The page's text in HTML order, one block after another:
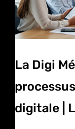
La Digi
digitale |